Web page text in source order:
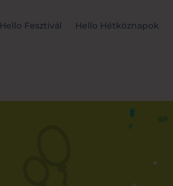
Hello Fesztivál Hello Hétköznapok